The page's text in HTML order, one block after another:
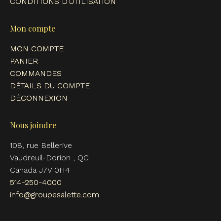
Mon compte
MON COMPTE
PANIER
COMMANDES
DÉTAILS DU COMPTE
DÉCONNEXION
Nous joindre
108, rue Bellerive
Vaudreuil-Dorion , QC
Canada J7V 0H4
514-250-4000
info@groupesalette.com